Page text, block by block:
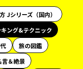
Jシリーズ（国内）
ング&テクニック
旅の図鑑
＆絶景